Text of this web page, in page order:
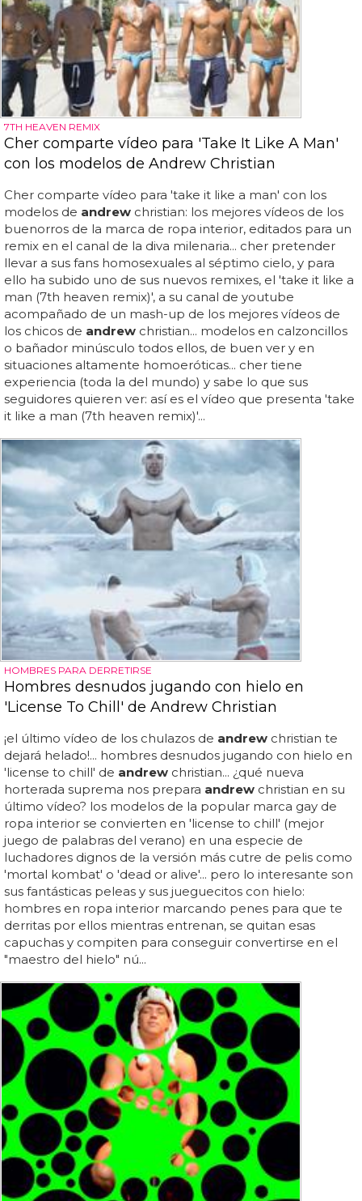
7TH HEAVEN REMIX
Cher comparte vídeo para 'Take It Like A Man'
con los modelos de Andrew Christian
Cher comparte vídeo para 'take it like a man' con los
modelos de andrew christian: los mejores vídeos de los
buenorros de la marca de ropa interior, editados para un
remix en el canal de la diva milenaria... cher pretender
llevar a sus fans homosexuales al séptimo cielo, y para
ello ha subido uno de sus nuevos remixes, el 'take it like a
man (7th heaven remix)', a su canal de youtube
acompañado de un mash-up de los mejores vídeos de
los chicos de andrew christian... modelos en calzoncillos
o bañador minúsculo todos ellos, de buen ver y en
situaciones altamente homoeróticas... cher tiene
experiencia (toda la del mundo) y sabe lo que sus
seguidores quieren ver: así es el vídeo que presenta 'take
it like a man (7th heaven remix)'...
HOMBRES PARA DERRETIRSE
Hombres desnudos jugando con hielo en
'License To Chill' de Andrew Christian
¡el último vídeo de los chulazos de andrew christian te
dejará helado!... hombres desnudos jugando con hielo en
'license to chill' de andrew christian... ¿qué nueva
horterada suprema nos prepara andrew christian en su
último vídeo? los modelos de la popular marca gay de
ropa interior se convierten en 'license to chill' (mejor
juego de palabras del verano) en una especie de
luchadores dignos de la versión más cutre de pelis como
'mortal kombat' o 'dead or alive'... pero lo interesante son
sus fantásticas peleas y sus jueguecitos con hielo:
hombres en ropa interior marcando penes para que te
derritas por ellos mientras entrenan, se quitan esas
capuchas y compiten para conseguir convertirse en el
"maestro del hielo" nú...